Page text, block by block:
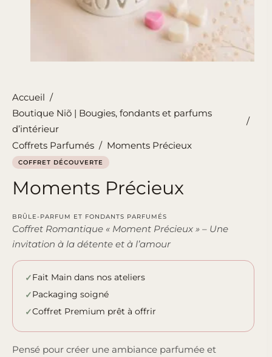
Accueil /
Boutique Niõ | Bougies, fondants et parfums
d’intérieur
/
Coffrets Parfumés / Moments Précieux
COFFRET DÉCOUVERTE
Moments Précieux
BRÛLE-PARFUM ET FONDANTS PARFUMÉS
Coffret Romantique « Moment Précieux » – Une
invitation à la détente et à l’amour
Fait Main dans nos ateliers
Packaging soigné
Coffret Premium prêt à offrir
Pensé pour créer une ambiance parfumée et